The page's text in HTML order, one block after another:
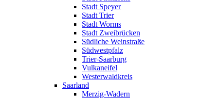
Stadt Speyer
Stadt Trier
Stadt Worms
Stadt Zweibrücken
Südliche Weinstraße
Südwestpfalz
Trier-Saarburg
Vulkaneifel
Westerwaldkreis
Saarland
Merzig-Wadern